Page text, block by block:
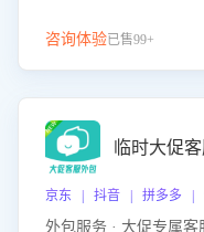
咨询体验已售99+
临时大促
京东 | 抖音 | 拼多多 |
外包服务 · 大促专属客